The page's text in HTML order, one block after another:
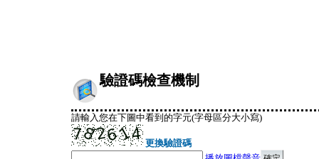
驗證碼檢查機制
請輸入您在下圖中看到的字元(字母區分大小寫)
更換驗證碼